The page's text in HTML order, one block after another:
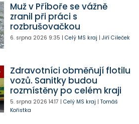
Muž v Příboře se vážně
zranil při práci s
rozbrušovačkou
6. srpna 2026 9:35 | Celý MS kraj | Jiří Cileček
Zdravotníci obměňují flotilu
vozů. Sanitky budou
rozmístěny po celém kraji
5. srpna 2026 14:17 | Celý MS kraj | Tomáš
Kořistka